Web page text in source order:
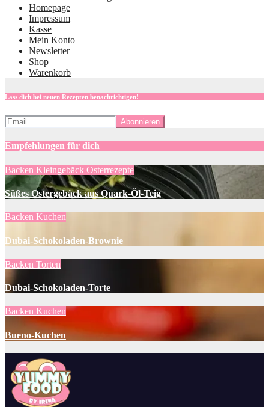
Homepage
Impressum
Kasse
Mein Konto
Newsletter
Shop
Warenkorb
Lass dich bei neuen Rezepten benachrichtigen!
Empfehlungen für dich
Backen Kleingebäck Osterrezepte
Süßes Ostergebäck aus Quark-Öl-Teig
Backen Kuchen
Dubai-Schokoladen-Brownie
Backen Torten
Dubai-Schokoladen-Torte
Backen Kuchen
Bueno-Kuchen